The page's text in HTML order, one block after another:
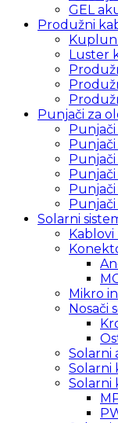
GEL
Produžni
Luster
Punjači za
Punjači
Punjači
Punjači
Punjači
Punjači
Punjači
Solarni
Kablovi
Mikro
Nosači
Solarni
Solarni
Solarni